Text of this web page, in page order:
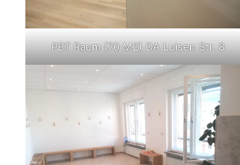
PBT Raum (70 M2) DA Luisen Str. 8